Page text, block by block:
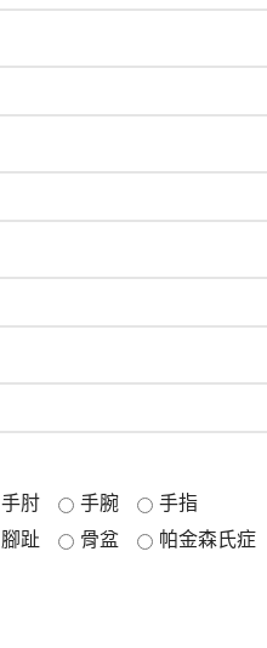
手肘 手腕
手指
腳趾 骨盆
帕金森氏症